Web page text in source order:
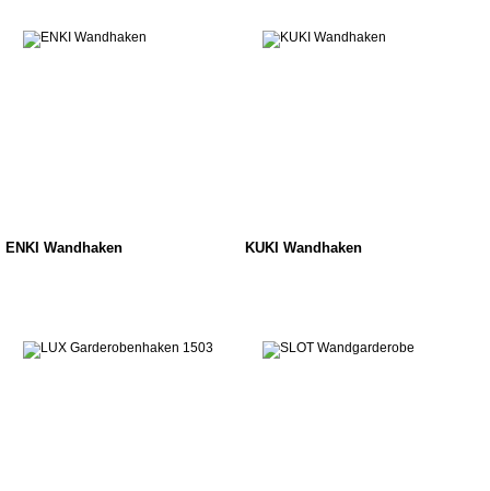
ENKI Wandhaken KUKI Wandhaken